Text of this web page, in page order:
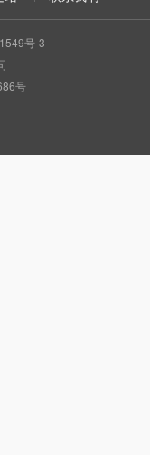
号-3
号